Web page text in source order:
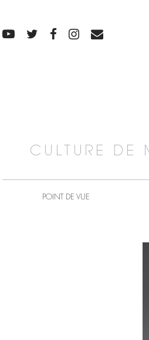
CULTURE
POINT DE VUE